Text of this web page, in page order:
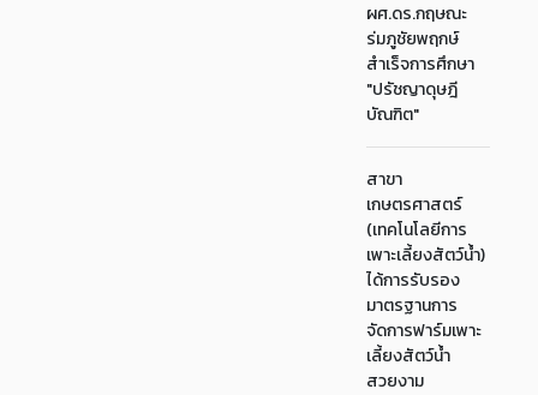
ผศ.ดร.กฤษณะ
ร่มภูชัยพฤกษ์
สำเร็จการศึกษา
"ปรัชญาดุษฎี
บัณฑิต"
สาขา
เกษตรศาสตร์
(เทคโนโลยีการ
เพาะเลี้ยงสัตว์น้ำ)
ได้การรับรอง
มาตรฐานการ
จัดการฟาร์มเพาะ
เลี้ยงสัตว์น้ำ
สวยงาม